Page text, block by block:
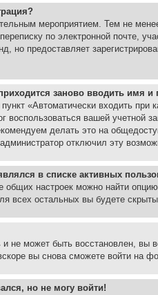
мероприятием. Тем не
по электронной почте,
но предоставляет
заново вводить имя и
«Автоматически входить
воспользоваться вашей
делать это на
отключил эту
в списке активных
общих настроек можно найти
всех остальных вы будете
не может быть восстановлен, вы
вы снова сможете войти на
но не могу войти!